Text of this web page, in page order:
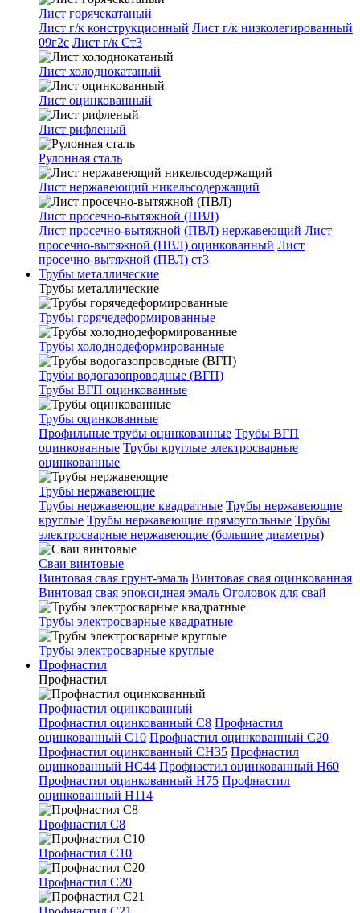
Лист горячекатаный
Лист г/к конструкционный Лист г/к низколегированный
09г2с Лист г/к Ст3
Лист холоднокатаный
Лист оцинкованный
Лист рифленый
Рулонная сталь
Лист нержавеющий никельсодержащий
Лист просечно-вытяжной (ПВЛ)
Лист просечно-вытяжной (ПВЛ) нержавеющий Лист
просечно-вытяжной (ПВЛ) оцинкованный Лист
просечно-вытяжной (ПВЛ) ст3
Трубы металлические
Трубы металлические
Трубы горячедеформированные
Трубы холоднодеформированные
Трубы водогазопроводные (ВГП)
Трубы ВГП оцинкованные
Трубы оцинкованные
Профильные трубы оцинкованные Трубы ВГП
оцинкованные Трубы круглые электросварные
оцинкованные
Трубы нержавеющие
Трубы нержавеющие квадратные Трубы нержавеющие
круглые Трубы нержавеющие прямоугольные Трубы
электросварные нержавеющие (большие диаметры)
Сваи винтовые
Винтовая свая грунт-эмаль Винтовая свая оцинкованная
Винтовая свая эпоксидная эмаль Оголовок для свай
Трубы электросварные квадратные
Трубы электросварные круглые
Профнастил
Профнастил
Профнастил оцинкованный
Профнастил оцинкованный С8 Профнастил
оцинкованный С10 Профнастил оцинкованный С20
Профнастил оцинкованный СН35 Профнастил
оцинкованный НС44 Профнастил оцинкованный Н60
Профнастил оцинкованный Н75 Профнастил
оцинкованный Н114
Профнастил С8
Профнастил С10
Профнастил С20